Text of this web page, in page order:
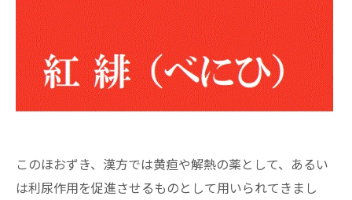
このほおずき、漢方では黄疸や解熱の薬として、あるい
は利尿作用を促進させるものとして用いられてきまし